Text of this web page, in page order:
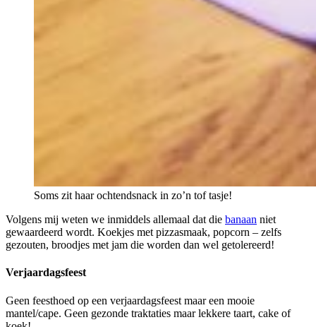
Soms zit haar ochtendsnack in zo’n tof tasje!
Volgens mij weten we inmiddels allemaal dat die banaan niet
gewaardeerd wordt. Koekjes met pizzasmaak, popcorn – zelfs
gezouten, broodjes met jam die worden dan wel getolereerd!
Verjaardagsfeest
Geen feesthoed op een verjaardagsfeest maar een mooie
mantel/cape. Geen gezonde traktaties maar lekkere taart, cake of